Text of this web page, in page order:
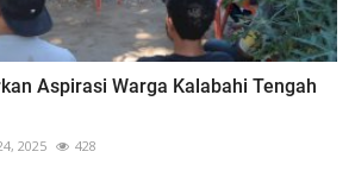
Aspirasi Warga Kalabahi Tengah
2025 428